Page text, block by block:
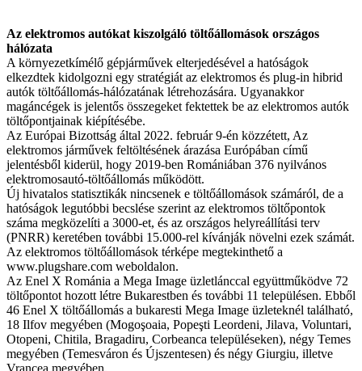
Az elektromos autókat kiszolgáló töltőállomások országos
hálózata
A környezetkímélő gépjárművek elterjedésével a hatóságok
elkezdtek kidolgozni egy stratégiát az elektromos és plug-in hibrid
autók töltőállomás-hálózatának létrehozására. Ugyanakkor
magáncégek is jelentős összegeket fektettek be az elektromos autók
töltőpontjainak kiépítésébe.
Az Európai Bizottság által 2022. február 9-én közzétett, Az
elektromos járművek feltöltésének árazása Európában című
jelentésből kiderül, hogy 2019-ben Romániában 376 nyilvános
elektromosautó-töltőállomás működött.
Új hivatalos statisztikák nincsenek e töltőállomások számáról, de a
hatóságok legutóbbi becslése szerint az elektromos töltőpontok
száma megközelíti a 3000-et, és az országos helyreállítási terv
(PNRR) keretében további 15.000-rel kívánják növelni ezek számát.
Az elektromos töltőállomások térképe megtekinthető a
www.plugshare.com weboldalon.
Az Enel X Románia a Mega Image üzletlánccal együttműködve 72
töltőpontot hozott létre Bukarestben és további 11 településen. Ebből
46 Enel X töltőállomás a bukaresti Mega Image üzleteknél található,
18 Ilfov megyében (Mogoşoaia, Popeşti Leordeni, Jilava, Voluntari,
Otopeni, Chitila, Bragadiru, Corbeanca településeken), négy Temes
megyében (Temesváron és Újszentesen) és négy Giurgiu, illetve